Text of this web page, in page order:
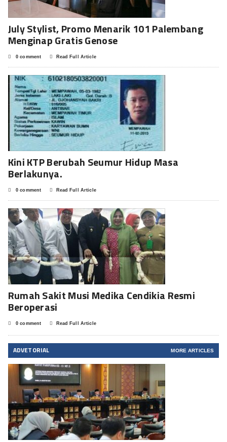
July Stylist, Promo Menarik 101 Palembang
Menginap Gratis Genose
0 comment Read Full Article
Kini KTP Berubah Seumur Hidup Masa
Berlakunya.
0 comment Read Full Article
Rumah Sakit Musi Medika Cendikia Resmi
Beroperasi
0 comment Read Full Article
ADVETORIAL MORE ARTICLES